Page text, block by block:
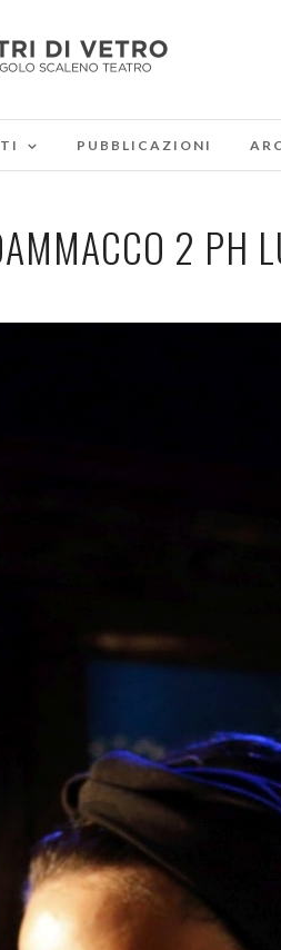
PUBBLICAZIONI
2 PH